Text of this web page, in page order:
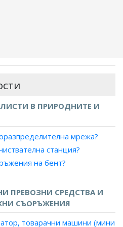
В ПРИРОДНИТЕ И
мрежа?
станция?
на бент?
оборудване?
станция?
станция?
ПРЕВОЗНИ СРЕДСТВА И
СЪОРЪЖЕНИЯ
товарачни машини (мини